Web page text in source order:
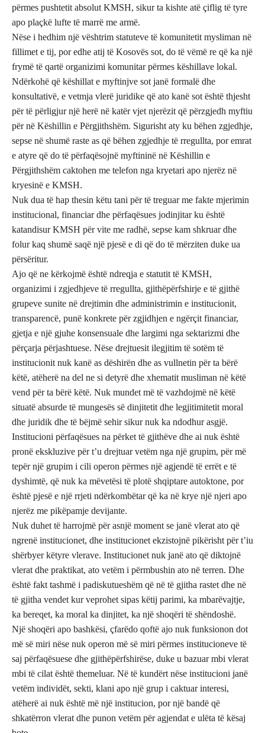
përmes pushtetit absolut KMSH, sikur ta kishte atë çiflig të tyre
apo plaçkë lufte të marrë me armë.
Nëse i hedhim një vështrim statuteve të komunitetit mysliman në
fillimet e tij, por edhe atij të Kosovës sot, do të vëmë re që ka një
frymë të qartë organizimi komunitar përmes këshillave lokal.
Ndërkohë që këshillat e myftinjve sot janë formalë dhe
konsultativë, e vetmja vlerë juridike që ato kanë sot është thjesht
për të përligjur një herë në katër vjet njerëzit që përzgjedh myftiu
për në Këshillin e Përgjithshëm. Sigurisht aty ku bëhen zgjedhje,
sepse në shumë raste as që bëhen zgjedhje të rregullta, por emrat
e atyre që do të përfaqësojnë myftininë në Këshillin e
Përgjithshëm caktohen me telefon nga kryetari apo njerëz në
kryesinë e KMSH.
Nuk dua të hap thesin këtu tani për të treguar me fakte mjerimin
institucional, financiar dhe përfaqësues jodinjitar ku është
katandisur KMSH për vite me radhë, sepse kam shkruar dhe
folur kaq shumë saqë një pjesë e di që do të mërziten duke ua
përsëritur.
Ajo që ne kërkojmë është ndreqja e statutit të KMSH,
organizimi i zgjedhjeve të rregullta, gjithëpërfshirje e të gjithë
grupeve sunite në drejtimin dhe administrimin e institucionit,
transparencë, punë konkrete për zgjidhjen e ngërçit financiar,
gjetja e një gjuhe konsensuale dhe largimi nga sektarizmi dhe
përçarja përjashtuese. Nëse drejtuesit ilegjitim të sotëm të
institucionit nuk kanë as dëshirën dhe as vullnetin për ta bërë
këtë, atëherë na del ne si detyrë dhe xhematit musliman në këtë
vend për ta bërë këtë. Nuk mundet më të vazhdojmë në këtë
situatë absurde të mungesës së dinjitetit dhe legjitimitetit moral
dhe juridik dhe të bëjmë sehir sikur nuk ka ndodhur asgjë.
Institucioni përfaqësues na përket të gjithëve dhe ai nuk është
pronë ekskluzive për t’u drejtuar vetëm nga një grupim, për më
tepër një grupim i cili operon përmes një agjendë të errët e të
dyshimtë, që nuk ka mëvetësi të plotë shqiptare autoktone, por
është pjesë e një rrjeti ndërkombëtar që ka në krye një njeri apo
njerëz me pikëpamje devijante.
Nuk duhet të harrojmë për asnjë moment se janë vlerat ato që
ngrenë institucionet, dhe institucionet ekzistojnë pikërisht për t’iu
shërbyer këtyre vlerave. Institucionet nuk janë ato që diktojnë
vlerat dhe praktikat, ato vetëm i përmbushin ato në terren. Dhe
është fakt tashmë i padiskutueshëm që në të gjitha rastet dhe në
të gjitha vendet kur veprohet sipas këtij parimi, ka mbarëvajtje,
ka bereqet, ka moral ka dinjitet, ka një shoqëri të shëndoshë.
Një shoqëri apo bashkësi, çfarëdo qoftë ajo nuk funksionon dot
më së miri nëse nuk operon më së miri përmes institucioneve të
saj përfaqësuese dhe gjithëpërfshirëse, duke u bazuar mbi vlerat
mbi të cilat është themeluar. Në të kundërt nëse institucioni janë
vetëm individët, sekti, klani apo një grup i caktuar interesi,
atëherë ai nuk është më një institucion, por një bandë që
shkatërron vlerat dhe punon vetëm për agjendat e ulëta të kësaj